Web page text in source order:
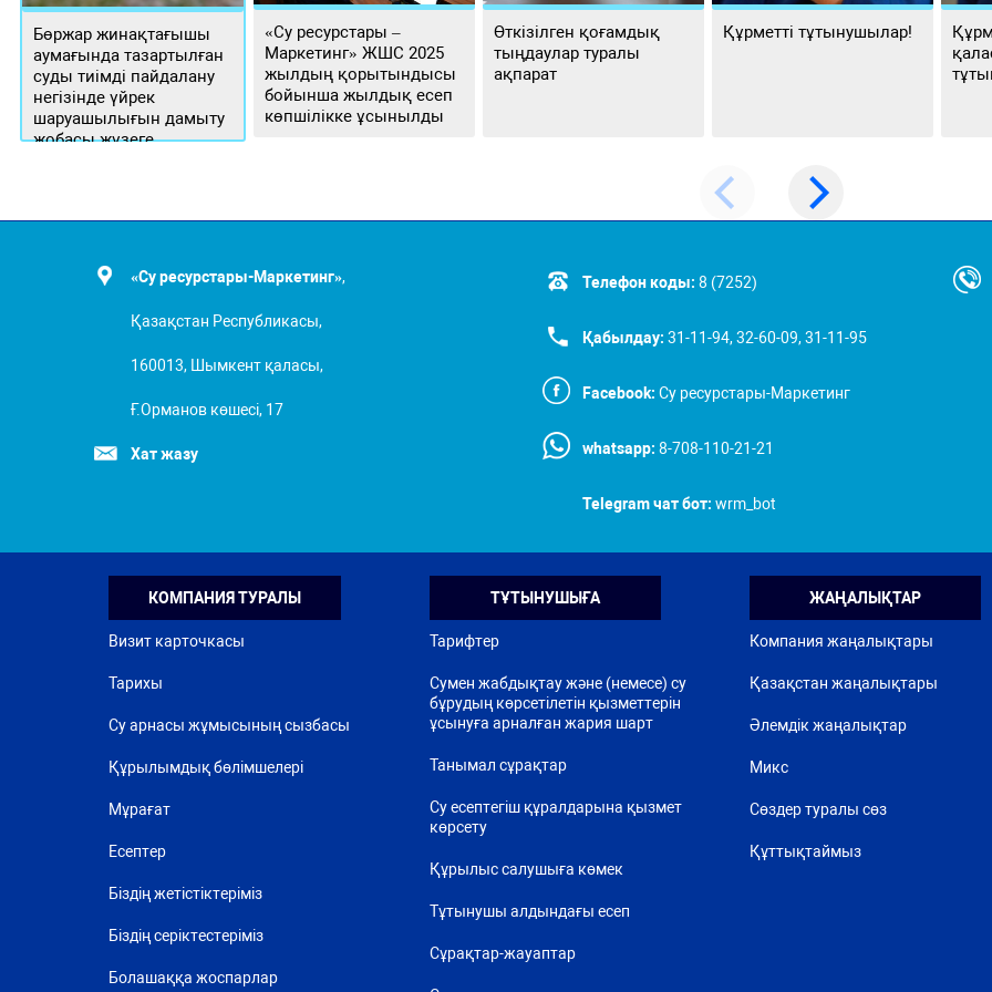
Бөржар жинақтағышы
аумағында тазартылған
суды тиімді пайдалану
негізінде үйрек
шаруашылығын дамыту
жобасы жүзеге
«Су ресурстары –
Маркетинг» ЖШС 2025
жылдың қорытындысы
бойынша жылдық есеп
көпшілікке ұсынылды
Өткізілген қоғамдық
тыңдаулар туралы
ақпарат
Құрметті тұтынушылар!
«Су ресурстары-Маркетинг»,
Қазақстан Республикасы,
160013, Шымкент қаласы,
Ғ.Орманов көшесі, 17
Хат жазу
Телефон коды: 8 (7252)
Қабылдау: 31-11-94, 32-60-09, 31-11-95
Facebook: Су ресурстары-Маркетинг
whatsapp: 8-708-110-21-21
Telegram чат бот: wrm_bot
КОМПАНИЯ ТУРАЛЫ
Визит карточкасы
Тарихы
Су арнасы жұмысының сызбасы
Құрылымдық бөлімшелері
Мұрағат
Есептер
Біздің жетістіктеріміз
Біздің серіктестеріміз
Болашаққа жоспарлар
ТҰТЫНУШЫҒА
Тарифтер
Сумен жабдықтау және (немесе) су
бұрудың көрсетілетін қызметтерін
ұсынуға арналған жария шарт
Танымал сұрақтар
Су есептегіш құралдарына қызмет
көрсету
Құрылыс салушыға көмек
Тұтынушы алдындағы есеп
Сұрақтар-жауаптар
ЖАҢАЛЫҚТАР
Компания жаңалықтары
Қазақстан жаңалықтары
Әлемдік жаңалықтар
Микс
Сөздер туралы сөз
Құттықтаймыз